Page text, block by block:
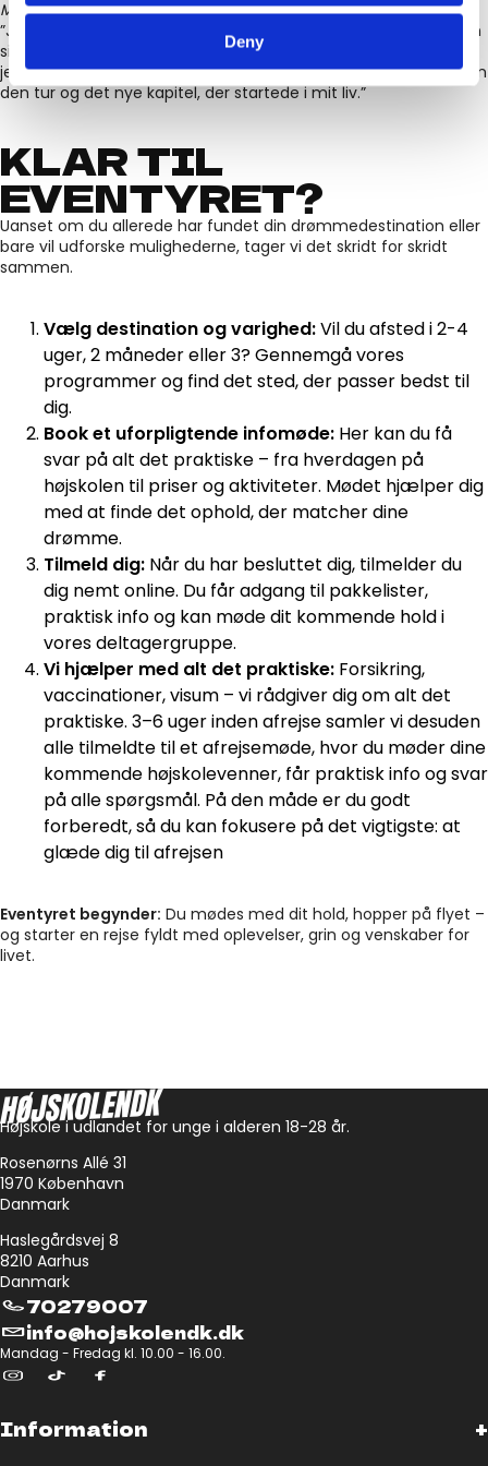
Deny
Marie – Indien, Nepal & Thailand
”Jeg kan takke mig selv for at vælge at flyve om på den anden
side af jorden med 29 fremmede mennesker, fordi ‘det klarer
jeg helt sikkert’. Jeg bliver stadig blød om hjertet ved tanken om
den tur og det nye kapitel, der startede i mit liv.”
KLAR TIL
EVENTYRET?
Uanset om du allerede har fundet din drømmedestination eller
bare vil udforske mulighederne, tager vi det skridt for skridt
sammen.
Vælg destination og varighed:Vil du afsted i 2-4
uger, 2 måneder eller 3? Gennemgå vores
programmer og find det sted, der passer bedst til
dig.
Book et uforpligtende infomøde: Her kan du få
svar på alt det praktiske – fra hverdagen på
højskolen til priser og aktiviteter. Mødet hjælper dig
med at finde det ophold, der matcher dine
drømme.
Tilmeld dig: Når du har besluttet dig, tilmelder du
dig nemt online. Du får adgang til pakkelister,
praktisk info og kan møde dit kommende hold i
vores deltagergruppe.
Vi hjælper med alt det praktiske: Forsikring,
vaccinationer, visum – vi rådgiver dig om alt det
praktiske. 3–6 uger inden afrejse samler vi desuden
alle tilmeldte til et afrejsemøde, hvor du møder dine
kommende højskolevenner, får praktisk info og svar
på alle spørgsmål. På den måde er du godt
forberedt, så du kan fokusere på det vigtigste: at
glæde dig til afrejsen
Eventyret begynder: Du mødes med dit hold, hopper på flyet –
og starter en rejse fyldt med oplevelser, grin og venskaber for
livet.
Højskole i udlandet for unge i alderen 18-28 år.
Rosenørns Allé 31
1970 København
Danmark
Haslegårdsvej 8
8210 Aarhus
Danmark
70279007
info@hojskolendk.dk
Mandag - Fredag kl. 10.00 - 16.00.
Information +